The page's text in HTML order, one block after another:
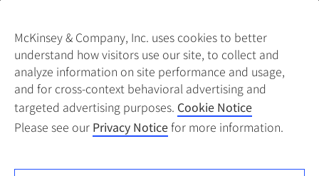
McKinsey & Company, Inc. uses cookies to better
understand how visitors use our site, to collect and
analyze information on site performance and usage,
and for cross-context behavioral advertising and
targeted advertising purposes. Cookie Notice
Please see our Privacy Noticefor more information.